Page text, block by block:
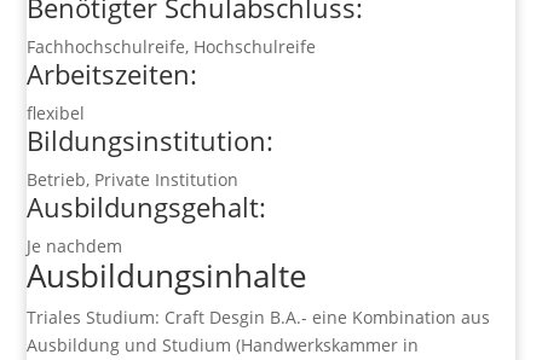
Benötigter Schulabschluss:
Fachhochschulreife, Hochschulreife
Arbeitszeiten:
flexibel
Bildungsinstitution:
Betrieb, Private Institution
Ausbildungsgehalt:
Je nachdem
Ausbildungsinhalte
Triales Studium: Craft Desgin B.A.- eine Kombination aus
Ausbildung und Studium (Handwerkskammer in